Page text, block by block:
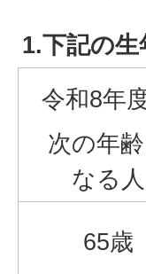
1.下記の生
令和8年
次の年
なる人
65歳